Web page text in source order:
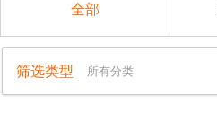
全部
筛选类型 所有分类